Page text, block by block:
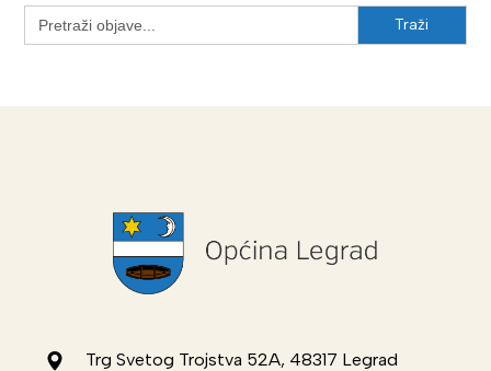
Search
for:
Trg Svetog Trojstva 52A, 48317 Legrad